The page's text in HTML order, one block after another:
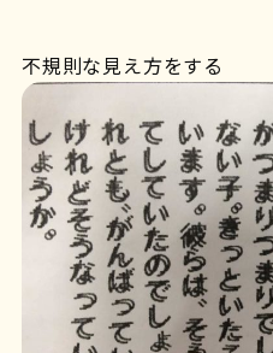
不規則な見え方をする